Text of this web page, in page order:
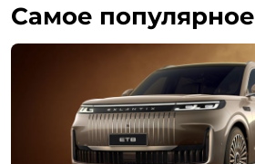
Самое популярное